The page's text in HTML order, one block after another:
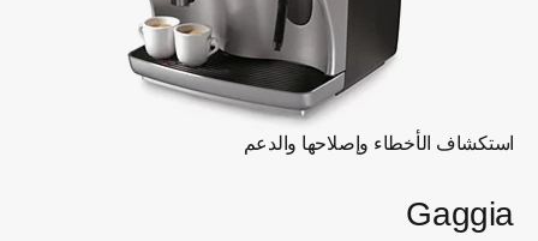
استكشاف الأخطاء وإصلاحها والدعم
Gaggia